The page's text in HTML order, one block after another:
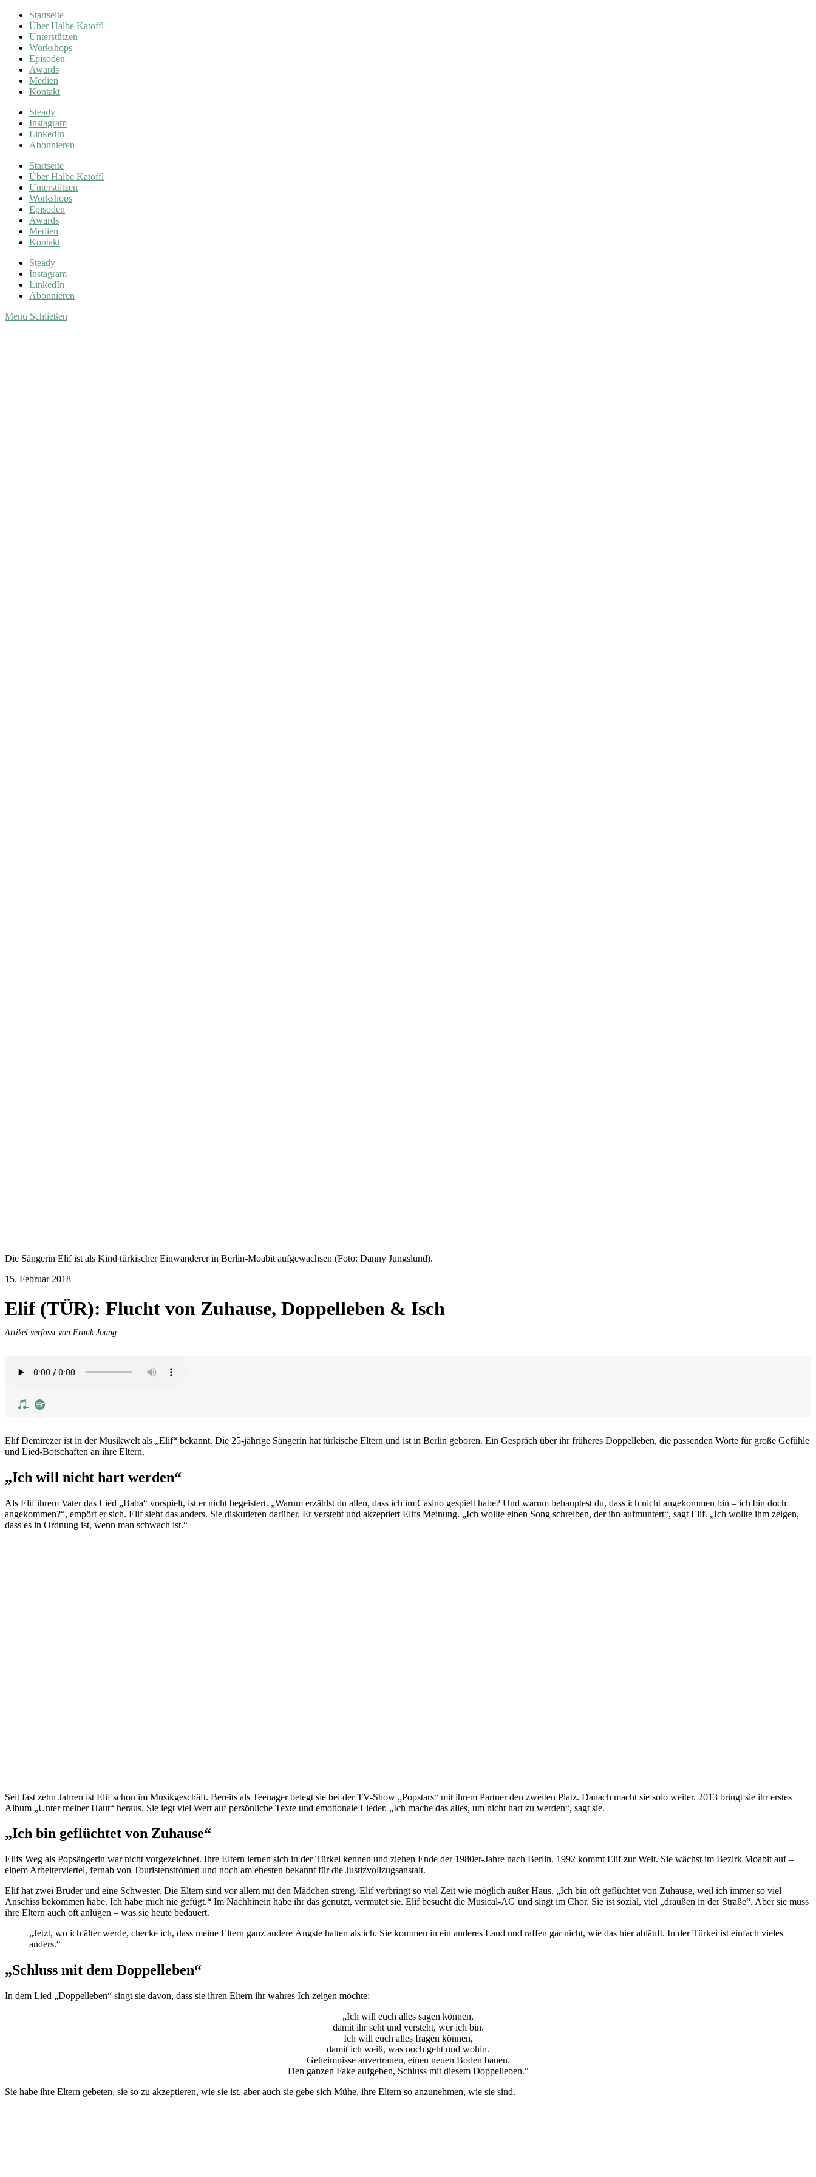
Startseite
Über Halbe Katoffl
Unterstützen
Workshops
Episoden
Awards
Medien
Kontakt
Steady
Instagram
LinkedIn
Abonnieren
Startseite
Über Halbe Katoffl
Unterstützen
Workshops
Episoden
Awards
Medien
Kontakt
Steady
Instagram
LinkedIn
Abonnieren
Menü Schließen
Die Sängerin Elif ist als Kind türkischer Einwanderer in Berlin-Moabit aufgewachsen (Foto: Danny Jungslund).
15. Februar 2018
Elif (TÜR): Flucht von Zuhause, Doppelleben & Isch
Artikel verfasst von Frank Joung
Elif Demirezer ist in der Musikwelt als „Elif“ bekannt. Die 25-jährige Sängerin hat türkische Eltern und ist in Berlin geboren. Ein Gespräch über ihr früheres Doppelleben, die passenden Worte für große Gefühle
und Lied-Botschaften an ihre Eltern.
„Ich will nicht hart werden“
Als Elif ihrem Vater das Lied „Baba“ vorspielt, ist er nicht begeistert. „Warum erzählst du allen, dass ich im Casino gespielt habe? Und warum behauptest du, dass ich nicht angekommen bin – ich bin doch
angekommen?“, empört er sich. Elif sieht das anders. Sie diskutieren darüber. Er versteht und akzeptiert Elifs Meinung. „Ich wollte einen Song schreiben, der ihn aufmuntert“, sagt Elif. „Ich wollte ihm zeigen,
dass es in Ordnung ist, wenn man schwach ist.“
Seit fast zehn Jahren ist Elif schon im Musikgeschäft. Bereits als Teenager belegt sie bei der TV-Show „Popstars“ mit ihrem Partner den zweiten Platz. Danach macht sie solo weiter. 2013 bringt sie ihr erstes
Album „Unter meiner Haut“ heraus. Sie legt viel Wert auf persönliche Texte und emotionale Lieder. „Ich mache das alles, um nicht hart zu werden“, sagt sie.
„Ich bin geflüchtet von Zuhause“
Elifs Weg als Popsängerin war nicht vorgezeichnet. Ihre Eltern lernen sich in der Türkei kennen und ziehen Ende der 1980er-Jahre nach Berlin. 1992 kommt Elif zur Welt. Sie wächst im Bezirk Moabit auf –
einem Arbeiterviertel, fernab von Touristenströmen und noch am ehesten bekannt für die Justizvollzugsanstalt.
Elif hat zwei Brüder und eine Schwester. Die Eltern sind vor allem mit den Mädchen streng. Elif verbringt so viel Zeit wie möglich außer Haus. „Ich bin oft geflüchtet von Zuhause, weil ich immer so viel
Anschiss bekommen habe. Ich habe mich nie gefügt.“ Im Nachhinein habe ihr das genutzt, vermutet sie. Elif besucht die Musical-AG und singt im Chor. Sie ist sozial, viel „draußen in der Straße“. Aber sie muss
ihre Eltern auch oft anlügen – was sie heute bedauert.
„Jetzt, wo ich älter werde, checke ich, dass meine Eltern ganz andere Ängste hatten als ich. Sie kommen in ein anderes Land und raffen gar nicht, wie das hier abläuft. In der Türkei ist einfach vieles
anders.“
„Schluss mit dem Doppelleben“
In dem Lied „Doppelleben“ singt sie davon, dass sie ihren Eltern ihr wahres Ich zeigen möchte:
„Ich will euch alles sagen können,
damit ihr seht und versteht, wer ich bin.
Ich will euch alles fragen können,
damit ich weiß, was noch geht und wohin.
Geheimnisse anvertrauen, einen neuen Boden bauen.
Den ganzen Fake aufgeben, Schluss mit diesem Doppelleben.“
Sie habe ihre Eltern gebeten, sie so zu akzeptieren, wie sie ist, aber auch sie gebe sich Mühe, ihre Eltern so anzunehmen, wie sie sind.